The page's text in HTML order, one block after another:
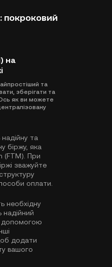
покроковий
на
та
зберігати та
як ви можете
та
біржу, яка
(FTM). При
зважуйте
оплати.
необхідну
надійний
допомогою
додати
вашого